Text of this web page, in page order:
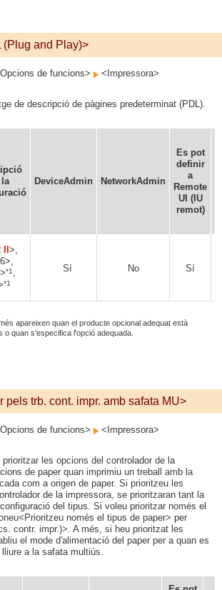
and Play)>
de funcions> <Impressora>
de descripció de pàgines predeterminat (PDL).
DeviceAdmin NetworkAdmin
Es pot
definir
a
Remote
UI (IU
remot)
>,
*1 ,
*1
Sí No Sí
apareixen quan el producte opcional adequat està
o quan s'especifica l'opció adequada.
pels trb. cont. impr. amb safata MU>
de funcions> <Impressora>
les opcions del controlador de la
de paper quan imprimiu un treball amb la
com a origen de paper. Si prioritzeu les
de la impressora, se prioritzaran tant la
del tipus. Si voleu prioritzar només el
només el tipus de paper> per
contr. impr.)>. A més, si heu prioritzat les
el mode d'alimentació del paper per a quan es
a la safata multiús.